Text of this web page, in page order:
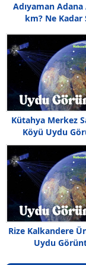
Adıyaman Adana
km? Ne Kadar
Kütahya Merkez
Köyü Uydu
Rize Kalkandere
Uydu